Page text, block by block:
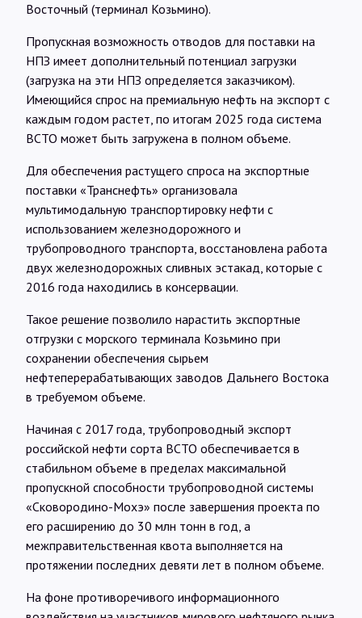
Восточный (терминал Козьмино).
Пропускная возможность отводов для поставки на
НПЗ имеет дополнительный потенциал загрузки
(загрузка на эти НПЗ определяется заказчиком).
Имеющийся спрос на премиальную нефть на экспорт с
каждым годом растет, по итогам 2025 года система
ВСТО может быть загружена в полном объеме.
Для обеспечения растущего спроса на экспортные
поставки «Транснефть» организовала
мультимодальную транспортировку нефти с
использованием железнодорожного и
трубопроводного транспорта, восстановлена работа
двух железнодорожных сливных эстакад, которые с
2016 года находились в консервации.
Такое решение позволило нарастить экспортные
отгрузки с морского терминала Козьмино при
сохранении обеспечения сырьем
нефтеперерабатывающих заводов Дальнего Востока
в требуемом объеме.
Начиная с 2017 года, трубопроводный экспорт
российской нефти сорта ВСТО обеспечивается в
стабильном объеме в пределах максимальной
пропускной способности трубопроводной системы
«Сковородино-Мохэ» после завершения проекта по
его расширению до 30 млн тонн в год, а
межправительственная квота выполняется на
протяжении последних девяти лет в полном объеме.
На фоне противоречивого информационного